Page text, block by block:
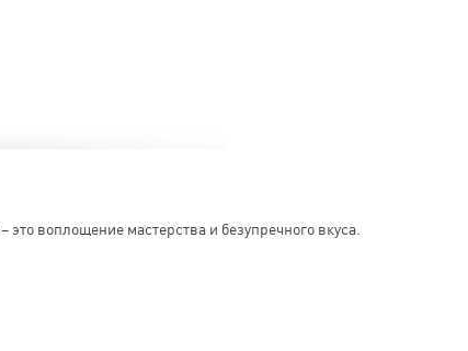
– это воплощение мастерства и безупречного вкуса.